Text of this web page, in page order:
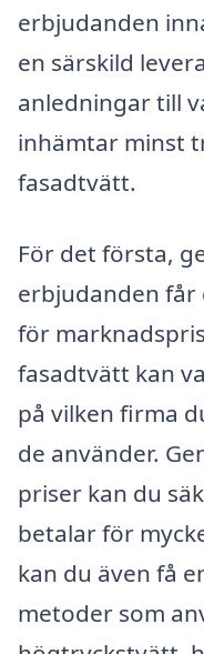
erbjudanden
en särskild
anledningar till
inhämtar minst
fasadtvätt.
För det första,
erbjudanden
för
fasadtvätt kan
på vilken firma
de använder.
priser kan du
betalar för
kan du även få
metoder som